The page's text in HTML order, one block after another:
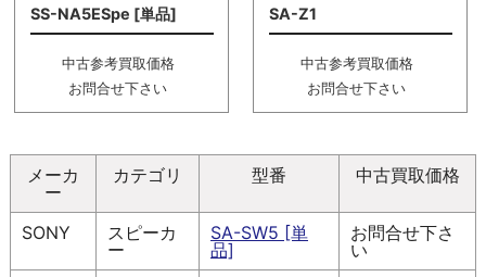
SS-NA5ESpe [単品]
中古参考買取価格
お問合せ下さい
SA-Z1
中古参考買取価格
お問合せ下さい
メーカ
ー
カテゴリ 型番 中古買取価格
SONY
スピーカ
ー
SA-SW5 [単
品]
お問合せ下さ
い